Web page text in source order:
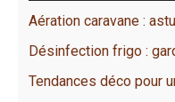
Aération caravane :
Désinfection frigo :
Tendances déco pour